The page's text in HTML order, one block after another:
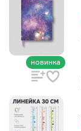
новинка